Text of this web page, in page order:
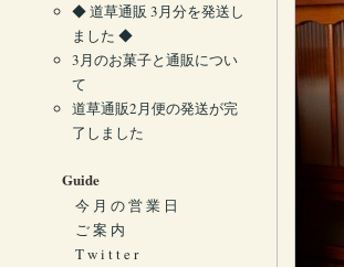
◆ 道草通販 3月分を発送し
ました ◆
3月のお菓子と通販につい
て
道草通販2月便の発送が完
了しました
Guide
今 月 の 営 業 日
ご 案 内
T w i t t e r